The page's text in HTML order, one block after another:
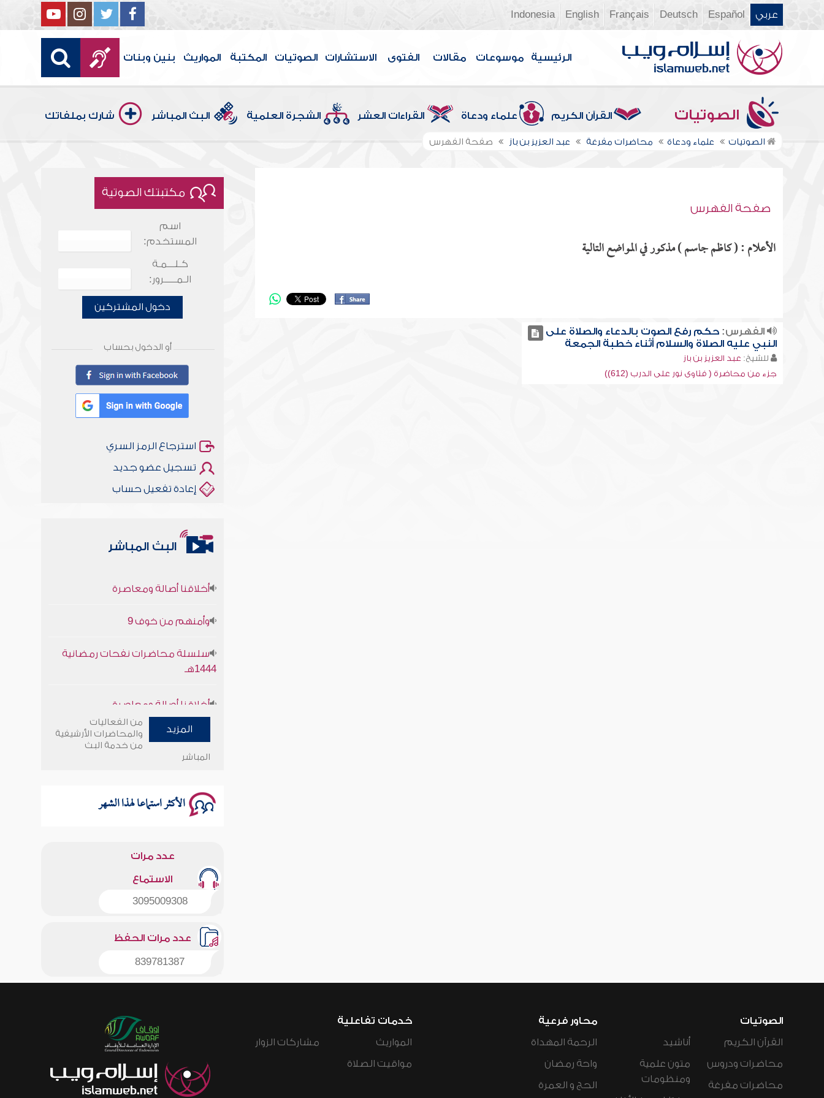
عربي Español
Deutsch
Français
English
Indonesia
الرئيسية موسوعات مقالات الفتوى الاستشارات الصوتيات المكتبة المواريث بنين وبنات
الصوتيات القرآن الكريم علماء ودعاة القراءات العشر الشجرة العلمية البث المباشر شارك بملفاتك
الصوتيات علماء ودعاة محاضرات مفرغة عبد العزيز بن باز صفحة الفهرس
صفحة الفهرس
الأعلام : ( كاظم جاسم ) مذكور في المواضع التالية
الفهرس:حكم رفع الصوت بالدعاء والصلاة على
النبي عليه الصلاة والسلام أثناء خطبة الجمعة
للشيخ: عبد العزيز بن باز
جزء من محاضرة ( فتاوى نور على الدرب (612))
مكتبتك الصوتية
اسم
المستخدم:
كـلـــمـة
الـمـــــرور:
دخول المشتركين
أو الدخول بحساب
استرجاع الرمز السري
تسجيل عضو جديد
إعادة تفعيل حساب
البث المباشر
1444هـ
وأمنهم من خوف 9
سلسلة محاضرات نفحات رمضانية
المزيد
من الفعاليات
والمحاضرات الأرشيفية
من خدمة البث
المباشر
الأكثر استماعا لهذا الشهر
عدد مرات
الاستماع
3095009308
عدد مرات الحفظ
839781387
الصوتيات
القرآن الكريم
محاضرات ودروس
محاضرات مفرغة
أناشيد
متون علمية
ومنظومات
محاور فرعية
الرحمة المهداة
واحة رمضان
الحج و العمرة
خدمات تفاعلية
المواريث
مواقيت الصلاة
مشاركات الزوار